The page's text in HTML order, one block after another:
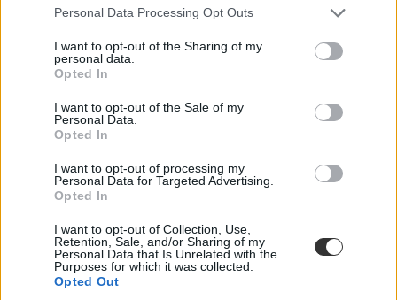
Personal Data Processing Opt Outs
I want to opt-out of the Sharing of my
personal data.
Opted In
I want to opt-out of the Sale of my
Personal Data.
Opted In
I want to opt-out of processing my
Personal Data for Targeted Advertising.
Opted In
I want to opt-out of Collection, Use,
Retention, Sale, and/or Sharing of my
Personal Data that Is Unrelated with the
Purposes for which it was collected.
Opted Out
tanársztrájk
pedagógussztrájk
pedagógus sztrájk
tanári tiltakozás
március 16 sztrájk
polgári engedetlenség iskola